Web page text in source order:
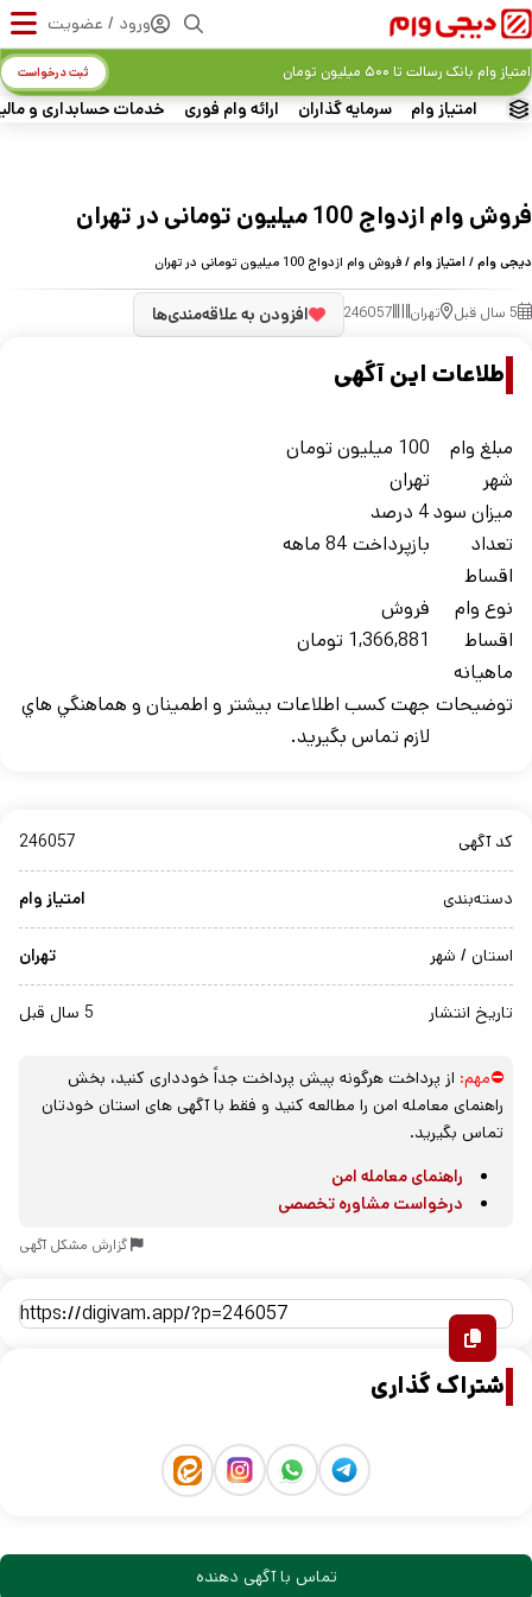
ورود / عضویت
امتیاز وام سرمایه گذاران ارائه وام فوری خدمات حسابداری و
امتیاز وام بانک رسالت تا ۵۰۰ میلیون تومان ثبت درخواست
فروش وام ازدواج 100 میلیون تومانی در تهران
دیجی وام/ امتیاز وام/ فروش وام ازدواج 100 میلیون تومانی در تهران
5 سال قبل تهران 246057 افزودن به علاقه‌مندی‌ها
اطلاعات این آگهی
مبلغ وام
100 میلیون تومان
شهر
تهران
ميزان سود4 درصد
تعداد
اقساط
بازپرداخت 84 ماهه
نوع وام
فروش
اقساط
ماهيانه
1,366,881 تومان
توضيحات جهت کسب اطلاعات بيشتر و اطمينان و هماهنگي هاي
لازم تماس بگيريد.
کد آگهی 246057
دسته‌بندی امتیاز وام
استان / شهر تهران
تاریخ انتشار 5 سال قبل
⛔مهم: از پرداخت هرگونه پیش پرداخت جداً خودداری کنید، بخش
راهنمای معامله امن را مطالعه کنید و فقط با آگهی های استان خودتان
تماس بگیرید.
راهنمای معامله امن
درخواست مشاوره تخصصی
گزارش مشکل آگهی
اشتراک گذاری
تماس با آگهی دهنده